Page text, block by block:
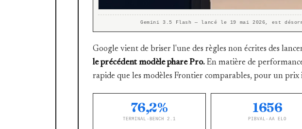
Gemini 3.5 Flash — lancé le 19 mai 2026, est
Google vient de briser l'une des règles non écrites des
le précédent modèle phare Pro. En matière de
rapide que les modèles Frontier comparables, pour un
76,2%
TERMINAL-BENCH 2.1
1656
PIBVAL-AA ELO